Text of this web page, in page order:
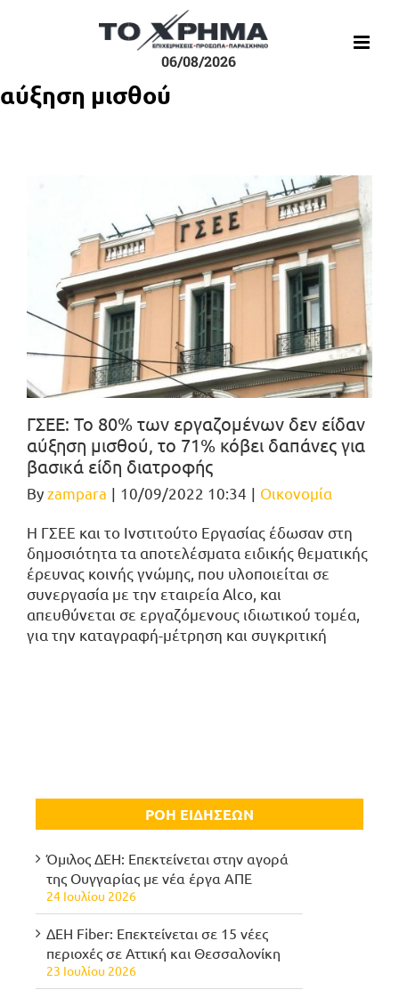
06/08/2026
αύξηση μισθού
ΓΣΕΕ: Το 80% των εργαζομένων δεν είδαν
αύξηση μισθού, το 71% κόβει δαπάνες για
βασικά είδη διατροφής
Byzampara | 10/09/2022 10:34 | Οικονομία
Η ΓΣΕΕ και το Ινστιτούτο Εργασίας έδωσαν στη
δημοσιότητα τα αποτελέσματα ειδικής θεματικής
έρευνας κοινής γνώμης, που υλοποιείται σε
συνεργασία με την εταιρεία Alco, και
απευθύνεται σε εργαζόμενους ιδιωτικού τομέα,
για την καταγραφή-μέτρηση και συγκριτική
ΡΟΗ ΕΙΔΗΣΕΩΝ
Όμιλος ΔΕΗ: Επεκτείνεται στην αγορά
της Ουγγαρίας με νέα έργα ΑΠΕ
24 Ιουλίου 2026
ΔΕΗ Fiber: Επεκτείνεται σε 15 νέες
περιοχές σε Αττική και Θεσσαλονίκη
23 Ιουλίου 2026